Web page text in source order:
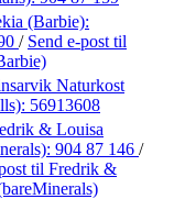
(Barbie):
/ Send e-post til
Naturkost
56913608
& Louisa
904 87 146 /
til Fredrik &